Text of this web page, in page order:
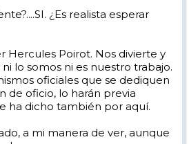
¿Es realista esperar
Hercules Poirot. Nos divierte y
lo somos ni es nuestro trabajo.
oficiales que se dediquen
de oficio, lo harán previa
ha dicho también por aquí.
a mi manera de ver, aunque